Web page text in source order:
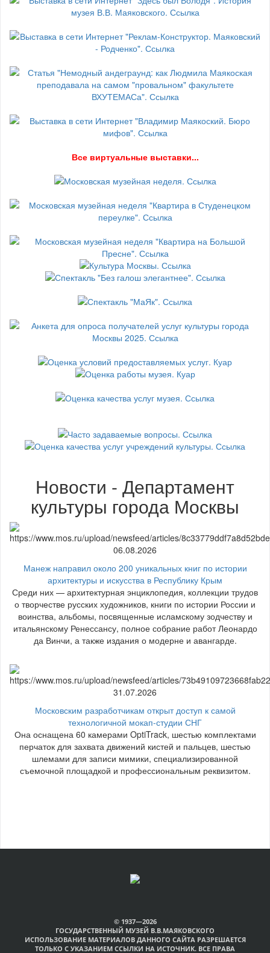
Все виртуальные выставки...
Новости - Департамент
культуры города Москвы
06.08.2026
Манеж направил около 200 уникальных книг по истории
архитектуры и искусства в Республику Крым
Среди них — архитектурная энциклопедия, коллекции трудов
о творчестве русских художников, книги по истории России и
воинства, альбомы, посвященные исламскому зодчеству и
итальянскому Ренессансу, полное собрание работ Леонардо
да Винчи, а также издания о модерне и авангарде.
31.07.2026
Московским разработчикам открыт доступ к самой
технологичной мокап-студии СНГ
Она оснащена 60 камерами OptiTrack, шестью комплектами
перчаток для захвата движений кистей и пальцев, шестью
шлемами для записи мимики, специализированной
съемочной площадкой и профессиональным реквизитом.
© 1937—2026
ГОСУДАРСТВЕННЫЙ МУЗЕЙ В.В.МАЯКОВСКОГО
ИСПОЛЬЗОВАНИЕ МАТЕРИАЛОВ ДАННОГО САЙТА РАЗРЕШАЕТСЯ
ТОЛЬКО С УКАЗАНИЕМ ССЫЛКИ НА ИСТОЧНИК. ВСЕ ПРАВА